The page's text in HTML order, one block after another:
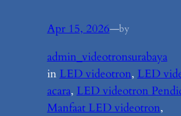
Apr 15, 2026—by
admin_videotronsurabaya
in LED videotron, LED
acara, LED videotron
Manfaat LED videotron